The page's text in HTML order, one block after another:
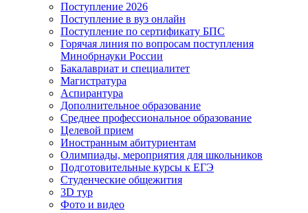
Поступление 2026
Поступление в вуз онлайн
Поступление по сертификату БПС
Горячая линия по вопросам поступления
Минобрнауки России
Бакалавриат и специалитет
Магистратура
Аспирантура
Дополнительное образование
Среднее профессиональное образование
Целевой прием
Иностранным абитуриентам
Олимпиады, мероприятия для школьников
Подготовительные курсы к ЕГЭ
Студенческие общежития
3D тур
Фото и видео